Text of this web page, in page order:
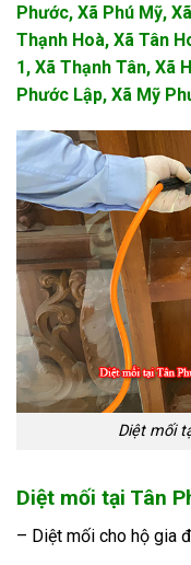
Phước, Xã Phú Mỹ,
Thạnh Hoà, Xã Tân
1, Xã Thạnh Tân, Xã
Phước Lập, Xã Mỹ
Diệt mối
Diệt mối tại Tân
– Diệt mối cho hộ gia